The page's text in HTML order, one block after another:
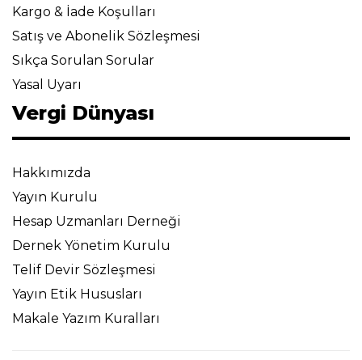
Kargo & İade Koşulları
Satış ve Abonelik Sözleşmesi
Sıkça Sorulan Sorular
Yasal Uyarı
Vergi Dünyası
Hakkımızda
Yayın Kurulu
Hesap Uzmanları Derneği
Dernek Yönetim Kurulu
Telif Devir Sözleşmesi
Yayın Etik Hususları
Makale Yazım Kuralları